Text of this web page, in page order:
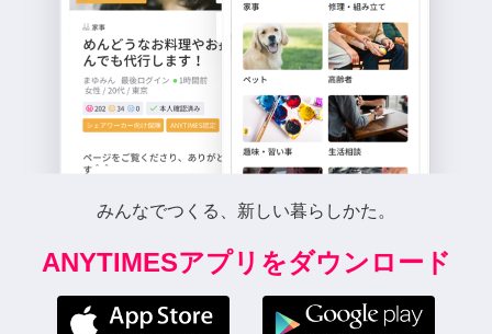
みんなでつくる、新しい暮らしかた。
ANYTIMESアプリをダウンロード